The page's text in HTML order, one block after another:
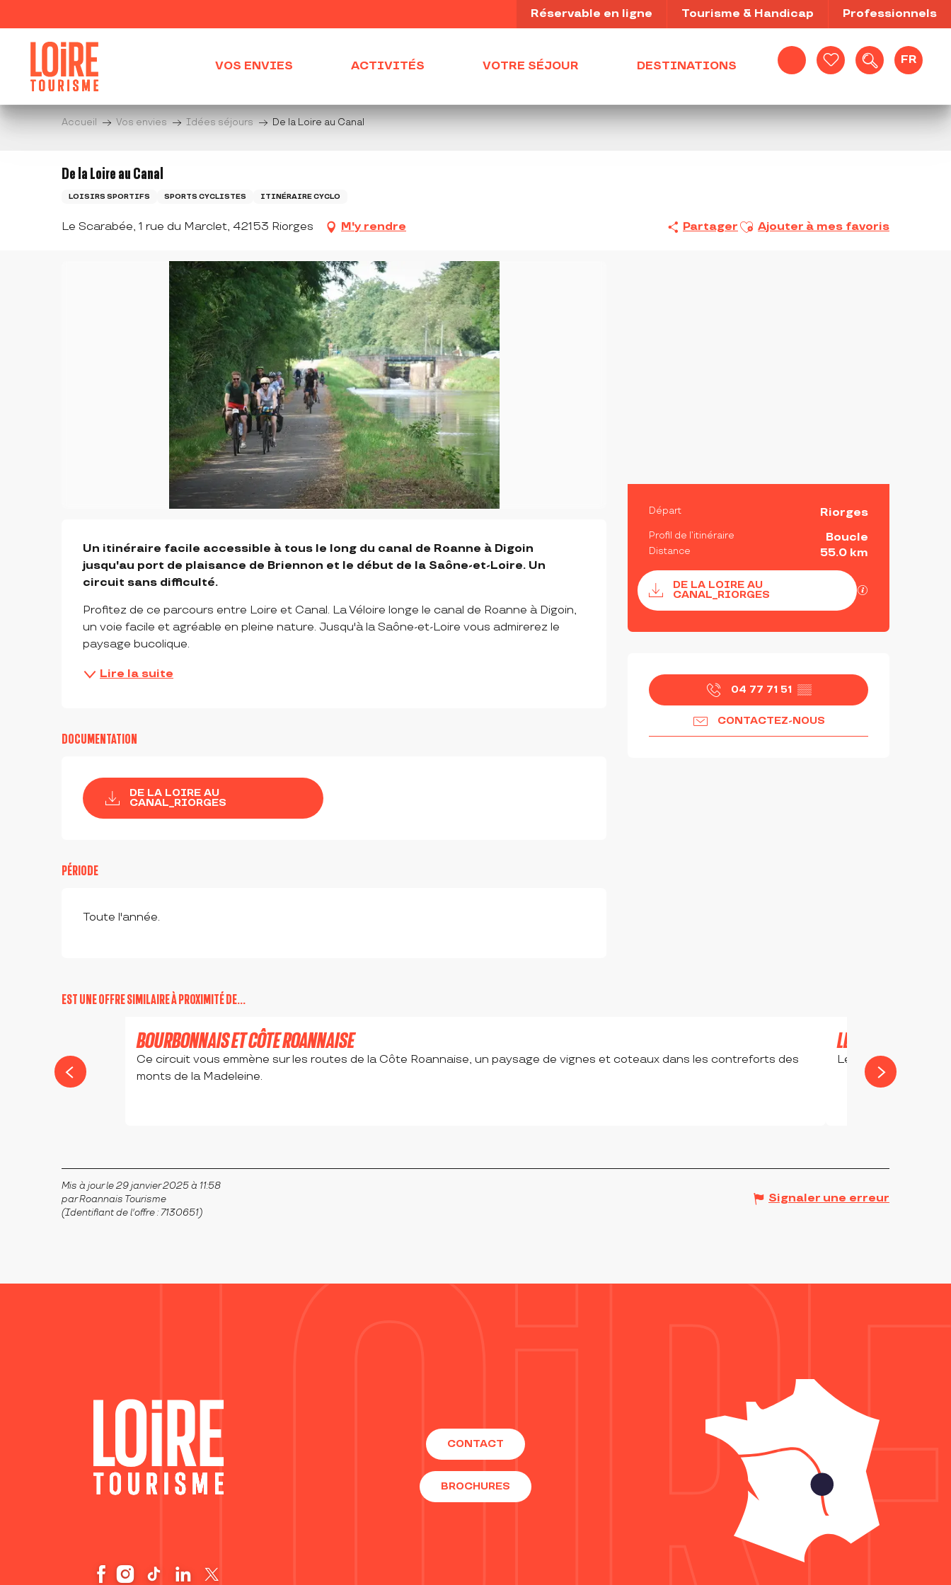
au
contenu
Recherche
FR
Réservable en ligne Tourisme & Handicap Professionnels
VOS ENVIES ACTIVITÉS VOTRE SÉJOUR DESTINATIONS
Accueil Vos envies Idées séjours De la Loire au Canal
De la Loire au Canal
LOISIRS SPORTIFS SPORTS CYCLISTES ITINÉRAIRE CYCLO
Le Scarabée, 1 rue du Marclet, 42153 Riorges M'y rendre Partager Ajouter aux favoris
Ajouter à mes favoris
INFORMATIONS
Départ Riorges
Profil de l’itinéraire Boucle
Distance 55.0 km
Documentation
DE LA LOIRE AU
CANAL_RIORGES
OUVERTURE ET
04 77 71 51 ▒▒
CONTACTEZ-NOUS
DESCRIPTION
Un itinéraire facile accessible à tous le long du canal de Roanne à Digoin
jusqu'au port de plaisance de Briennon et le début de la Saône-et-Loire. Un
circuit sans difficulté.
Profitez de ce parcours entre Loire et Canal. La Véloire longe le canal de Roanne à Digoin,
un voie facile et agréable en pleine nature. Jusqu'à la Saône-et-Loire vous admirerez le
paysage bucolique.
Lire la suite
DOCUMENTATION
DE LA LOIRE AU
CANAL_RIORGES
PÉRIODE
Toute l'année.
EST UNE OFFRE SIMILAIRE À PROXIMITÉ DE...
BOURBONNAIS ET CÔTE ROANNAISE
Ce circuit vous emmène sur les routes de la Côte Roannaise, un paysage de vignes et coteaux dans les contreforts des
monts de la Madeleine.
LES BALADES
Le parc Beaulieu
RIORGES
Mis à jour le 29 janvier 2025 à 11:58
par Roannais Tourisme
(Identifiant de l'offre :7130651)
Signaler une erreur
CONTACT
BROCHURES